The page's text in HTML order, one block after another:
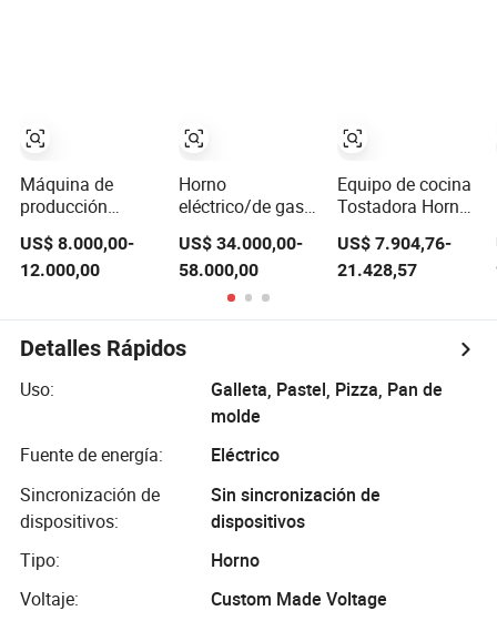
de cinta espiral,
máquina de
automática
Máquina de
producción
máquina de
elaboración
Pan para Pan
para hornear
Hamburguesa
Pan Toast Hot
US$ 8.000,00-
12.000,00
Horno
eléctrico/de gas,
relleno de
chocolate, rollo
de huevo, papas
fritas, pastelito,
sándwich, pastel
de oso, galleta
suave, galleta de
arroz, máquina
de hornear
US$ 34.000,00-
58.000,00
anacardos
Equipo de cocina
Tostadora Horno
Hornear
Baguettes
Laminadora de
masa Panadería
Máquina de pan
Precios
US$ 7.904,76-
21.428,57
Detalles Rápidos
Uso:
Galleta, Pastel, Pizza, Pan de
molde
Fuente de energía:
Eléctrico
Sincronización de
dispositivos:
Sin sincronización de
dispositivos
Tipo:
Horno
Voltaje:
Custom Made Voltage